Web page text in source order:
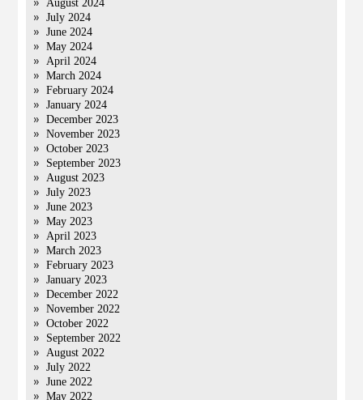
August 2024
July 2024
June 2024
May 2024
April 2024
March 2024
February 2024
January 2024
December 2023
November 2023
October 2023
September 2023
August 2023
July 2023
June 2023
May 2023
April 2023
March 2023
February 2023
January 2023
December 2022
November 2022
October 2022
September 2022
August 2022
July 2022
June 2022
May 2022